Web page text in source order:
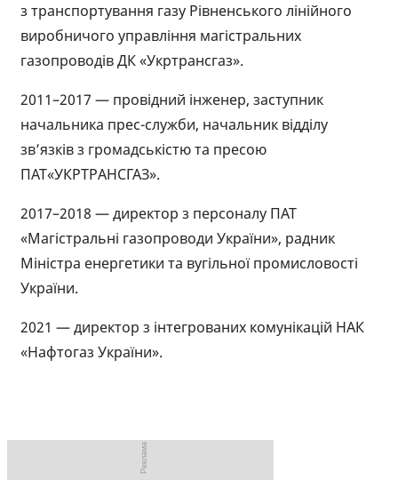
з транспортування газу Рівненського лінійного
виробничого управління магістральних
газопроводів ДК «Укртрансгаз».
2011–2017 — провідний інженер, заступник
начальника прес-служби, начальник відділу
зв’язків з громадськістю та пресою
ПАТ«УКРТРАНСГАЗ».
2017–2018 — директор з персоналу ПАТ
«Магістральні газопроводи України», радник
Міністра енергетики та вугільної промисловості
України.
2021 — директор з інтегрованих комунікацій НАК
«Нафтогаз України».